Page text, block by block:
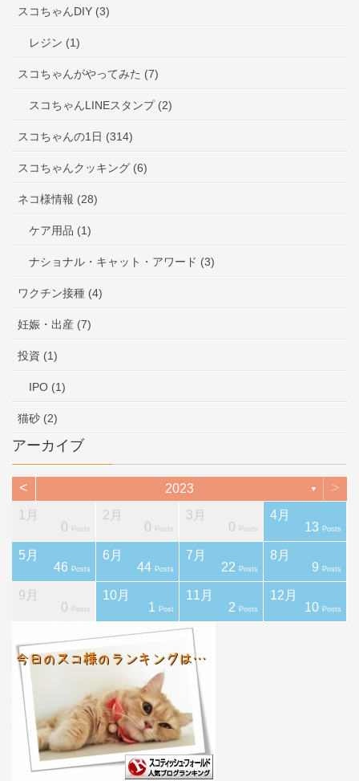
スコちゃんDIY (3)
レジン (1)
スコちゃんがやってみた (7)
スコちゃんLINEスタンプ (2)
スコちゃんの1日 (314)
スコちゃんクッキング (6)
ネコ様情報 (28)
ケア用品 (1)
ナショナル・キャット・アワード (3)
ワクチン接種 (4)
妊娠・出産 (7)
投資 (1)
IPO (1)
猫砂 (2)
アーカイブ
< 2023 ▼ >
1月
0
Posts
2月
0
Posts
3月
0
Posts
4月
13 Posts
5月
46 Posts
6月
44 Posts
7月
22 Posts
8月
9 Posts
9月
0
Posts
10月
1 Post
11月
2 Posts
12月
10 Posts